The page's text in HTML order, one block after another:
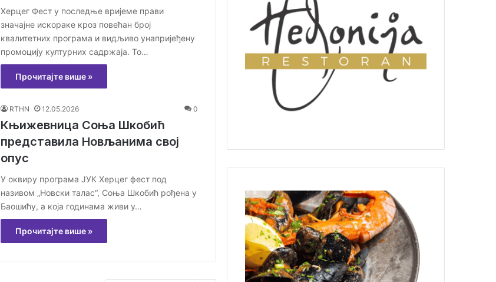
Херцег Фест у последње вријеме прави
значајне искораке кроз повећан број
квалитетних програма и видљиво унапријеђену
промоцију културних садржаја. То…
Прочитајте више »
RTHN 12.05.2026 0
Књижевница Соња Шкобић
представила Новљанима свој
опус
У оквиру програма ЈУК Херцег фест под
називом „Новски талас“, Соња Шкобић рођена у
Баошићу, а која годинама живи у…
Прочитајте више »